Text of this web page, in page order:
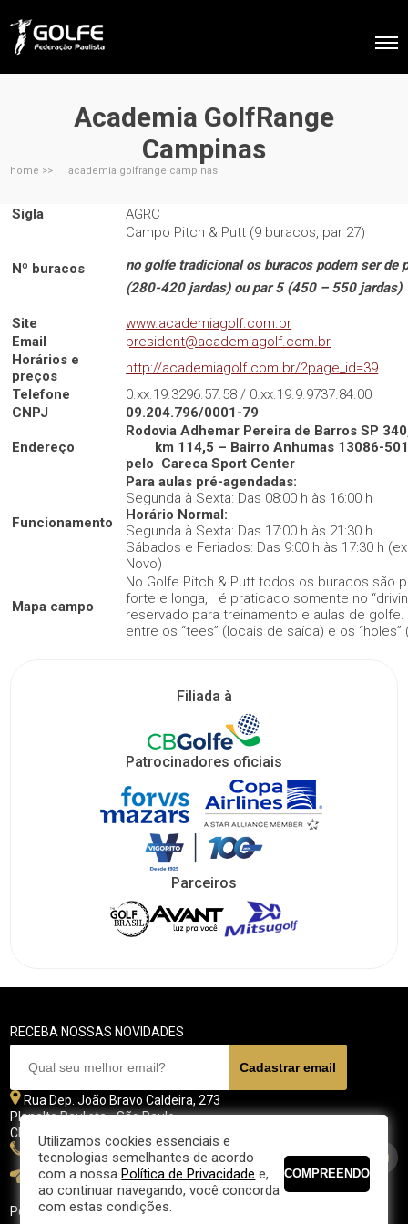
Academia GolfRange
Campinas
home >> academia golfrange campinas
Sigla AGRC
Nº buracos
Campo Pitch & Putt (9 buracos, par 27)
no golfe tradicional os buracos podem ser
(280-420 jardas) ou par 5 (450 – 550 jardas)
Site
www.academiagolf.com.br
Email
president@academiagolf.com.br
Horários e
preços
http://academiagolf.com.br/?page_id=39
Telefone
0.xx.19.3296.57.58 / 0.xx.19.9.9737.84.00
CNPJ
09.204.796/0001-79
Endereço
Rodovia Adhemar Pereira de Barros SP
km 114,5 – Bairro Anhumas 13086-501
pelo Careca Sport Center
Funcionamento
Para aulas pré-agendadas:
Segunda à Sexta: Das 08:00 h às 16:00 h
Horário Normal:
Segunda à Sexta: Das 17:00 h às 21:30 h
Sábados e Feriados: Das 9:00 h às 17:30 h
Novo)
Mapa campo
No Golfe Pitch & Putt todos os buracos são
forte e longa, é praticado somente no
reservado para treinamento e aulas de
entre os “tees” (locais de saída) e os
Filiada à
Patrocinadores oficiais
Parceiros
RECEBA NOSSAS NOVIDADES
Rua Dep. João Bravo Caldeira, 273
Planalto Paulista - São Paulo
CEP 04071 - 045
11 5070-4700
fpgolfe@fpgolfe.com.br
Política de privacidade
Utilizamos cookies essenciais e
tecnologias semelhantes de acordo
com a nossaPolítica de Privacidade e,
ao continuar navegando, você concorda
com estas condições.